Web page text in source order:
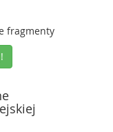
fragmenty